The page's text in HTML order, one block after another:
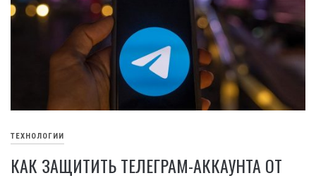
ТЕХНОЛОГИИ
КАК ЗАЩИТИТЬ ТЕЛЕГРАМ-АККАУНТА ОТ